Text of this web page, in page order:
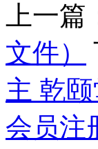
上一篇
文件）
主 乾
会员注